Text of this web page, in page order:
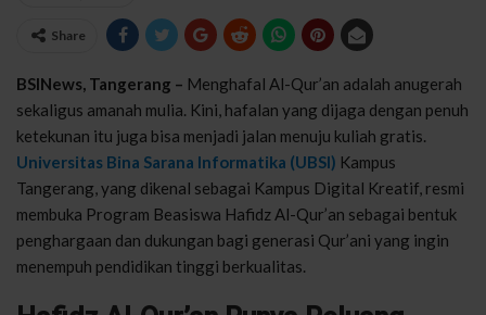
Share
BSINews, Tangerang – Menghafal Al-Qur’an adalah anugerah
sekaligus amanah mulia. Kini, hafalan yang dijaga dengan penuh
ketekunan itu juga bisa menjadi jalan menuju kuliah gratis.
Universitas Bina Sarana Informatika (UBSI) Kampus
Tangerang, yang dikenal sebagai Kampus Digital Kreatif, resmi
membuka Program Beasiswa Hafidz Al-Qur’an sebagai bentuk
penghargaan dan dukungan bagi generasi Qur’ani yang ingin
menempuh pendidikan tinggi berkualitas.